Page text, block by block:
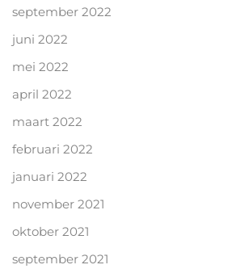
september 2022
juni 2022
mei 2022
april 2022
maart 2022
februari 2022
januari 2022
november 2021
oktober 2021
september 2021